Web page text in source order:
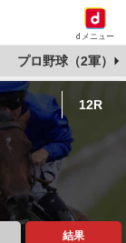
dメニュー
プロ野球（2軍）
12R
結果